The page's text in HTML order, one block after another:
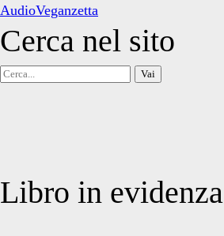
AudioVeganzetta
Cerca nel sito
Cerca
Libro in